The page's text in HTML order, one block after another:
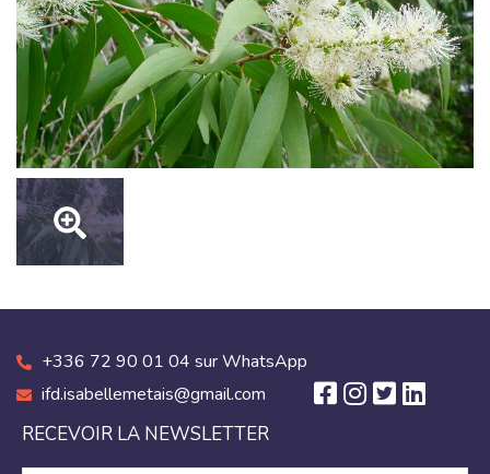
+336 72 90 01 04 sur WhatsApp
ifd.isabellemetais@gmail.com
RECEVOIR LA NEWSLETTER